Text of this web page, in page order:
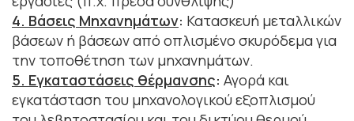
4. Βάσεις Μηχανημάτων: Κατασκευή μεταλλικών
βάσεων ή βάσεων από οπλισμένο σκυρόδεμα για
την τοποθέτηση των μηχανημάτων.
5. Εγκαταστάσεις θέρμανσης: Αγορά και
εγκατάσταση του μηχανολογικού εξοπλισμού